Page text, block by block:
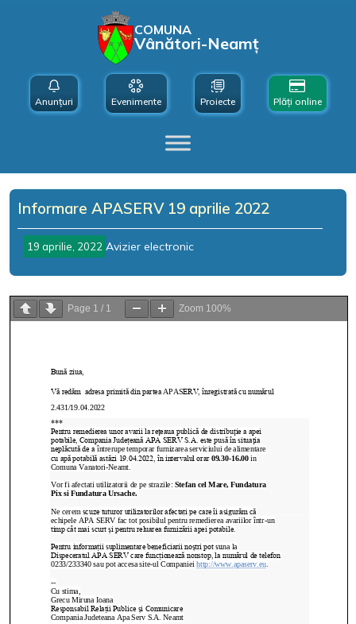
COMUNA
Vânători-Neamț
Anunțuri Evenimente Proiecte Plăți online
Informare APASERV 19 aprilie 2022
19 aprilie, 2022 Avizier electronic
Page 1 / 1 Zoom 100%